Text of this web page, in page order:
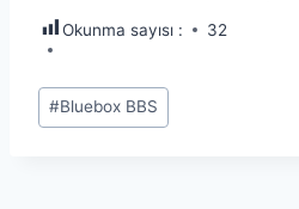
Okunma sayısı : 32
Post
Tags:
#Bluebox BBS